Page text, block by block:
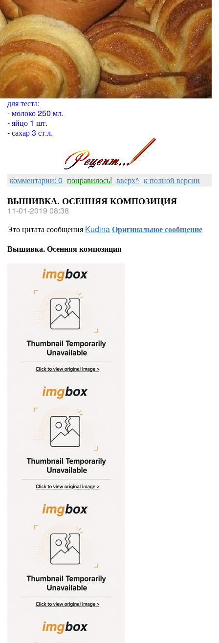
для теста:
- молоко 250 мл.
- яйцо 1 шт.
- сахар 3 ст.л.
комментарии: 0 понравилось! вверх^ к полной версии
ВЫШИВКА. ОСЕННЯЯ КОМПОЗИЦИЯ
11-01-2019 08:38
Это цитата сообщения KudinaОригинальное сообщение
Вышивка. Осенняя композиция